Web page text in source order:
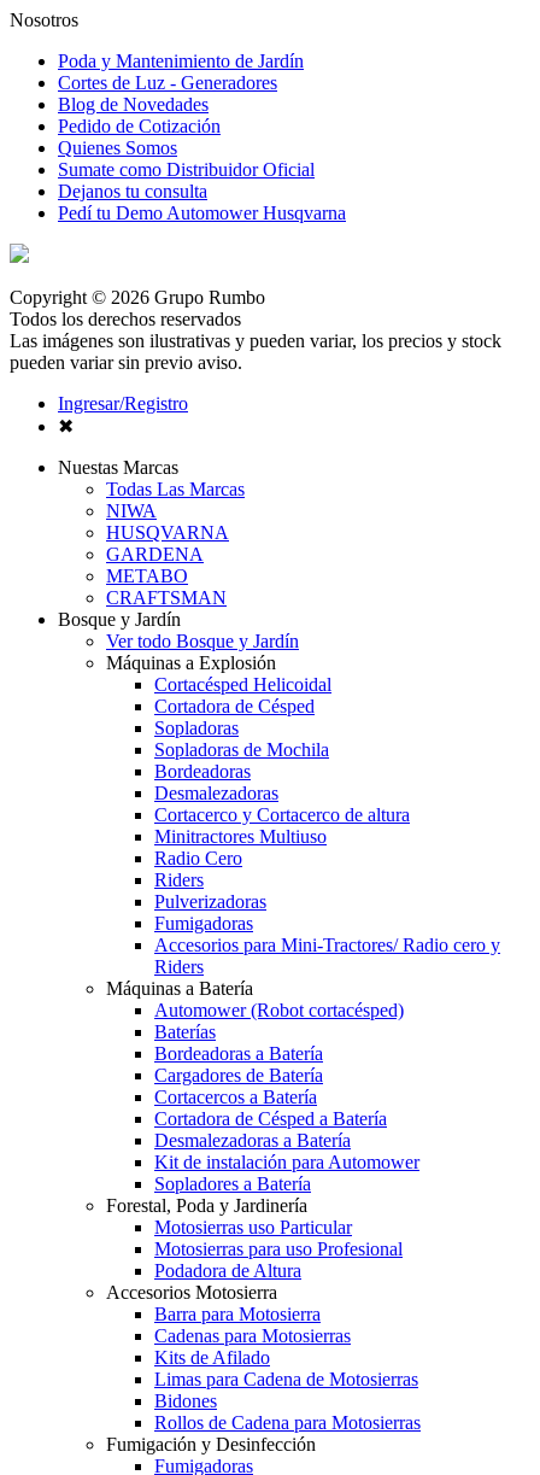
Nosotros
Poda y Mantenimiento de Jardín
Cortes de Luz - Generadores
Blog de Novedades
Pedido de Cotización
Quienes Somos
Sumate como Distribuidor Oficial
Dejanos tu consulta
Pedí tu Demo Automower Husqvarna
Copyright © 2026 Grupo Rumbo
Todos los derechos reservados
Las imágenes son ilustrativas y pueden variar, los precios y stock
pueden variar sin previo aviso.
Ingresar/Registro
✖
Nuestas Marcas
Todas Las Marcas
NIWA
HUSQVARNA
GARDENA
METABO
CRAFTSMAN
Bosque y Jardín
Ver todo Bosque y Jardín
Máquinas a Explosión
Cortacésped Helicoidal
Cortadora de Césped
Sopladoras
Sopladoras de Mochila
Bordeadoras
Desmalezadoras
Cortacerco y Cortacerco de altura
Minitractores Multiuso
Radio Cero
Riders
Pulverizadoras
Fumigadoras
Accesorios para Mini-Tractores/ Radio cero y
Riders
Máquinas a Batería
Automower (Robot cortacésped)
Baterías
Bordeadoras a Batería
Cargadores de Batería
Cortacercos a Batería
Cortadora de Césped a Batería
Desmalezadoras a Batería
Kit de instalación para Automower
Sopladores a Batería
Forestal, Poda y Jardinería
Motosierras uso Particular
Motosierras para uso Profesional
Podadora de Altura
Accesorios Motosierra
Barra para Motosierra
Cadenas para Motosierras
Kits de Afilado
Limas para Cadena de Motosierras
Bidones
Rollos de Cadena para Motosierras
Fumigación y Desinfección
Fumigadoras